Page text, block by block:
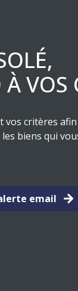
VOS
critères
biens qui
email